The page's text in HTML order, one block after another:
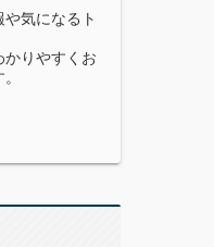
気になるト
かりやすくお